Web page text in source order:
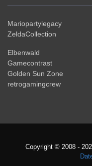
Mariopartylegacy
ZeldaCollection
Elbenwald
Gamecontrast
Golden Sun Zone
retrogamingcrew
Copyright © 2008 -